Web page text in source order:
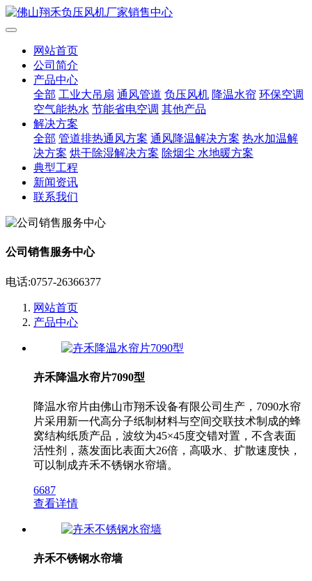
网站首页
公司简介
产品中心
全部 工业大吊扇 通风管道 负压风机 降温水帘 环保空调
空气能热水 节能省电空调 其他产品
解决方案
全部 管道排热通风方案 通风降温解决方案 热水加温解
决方案 烘干除湿解决方案 除烟尘 水地暖方案
典型工程
新闻资讯
联系我们
公司销售服务中心
电话:0757-26366377
网站首页
产品中心
卉禾降温水帘片7090型
降温水帘片由佛山市翔禾设备有限公司生产，7090水帘
片采用新一代高分子纸制材料与空间交联技术制成的蜂
窝结构纸质产品，波纹为45×45度交错对置，不含表面
活性剂，蒸发面比表面大26倍，高吸水、扩散速度快，
可以制成卉禾不锈钢水帘墙。
6687
查看详情
卉禾不锈钢水帘墙